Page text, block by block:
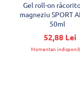
Gel roll-on
magneziu SPORT
50ml
52,88 Lei
Momentan